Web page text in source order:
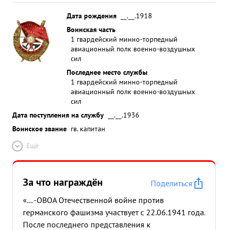
Дата рождения
__.__.1918
Воинская часть
1 гвардейский минно-торпедный
авиационный полк военно-воздушных
сил
Последнее место службы
1 гвардейский минно-торпедный
авиационный полк военно-воздушных
сил
Дата поступления на службу
__.__.1936
Воинское звание гв. капитан
Ещё
За что награждён
Поделиться
«... -ОВОА Отечественной войне против
германского фашизма участвует с 22.06.1941 года.
После последнего представления к